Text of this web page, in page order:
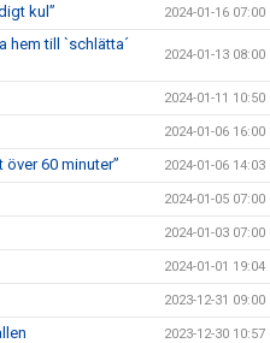
kul” 2024-01-16 07:00
hem till `schlätta´
2024-01-13 08:00
2024-01-11 10:50
2024-01-06 16:00
60 minuter” 2024-01-06 14:03
2024-01-05 07:00
2024-01-03 07:00
2024-01-01 19:04
2023-12-31 09:00
2023-12-30 10:57